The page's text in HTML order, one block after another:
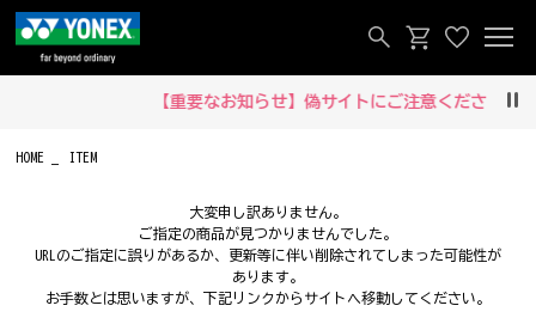
【重要なお知らせ】偽サイトにご注意ください‼
HOME ITEM
大変申し訳ありません。
ご指定の商品が見つかりませんでした。
URLのご指定に誤りがあるか、更新等に伴い削除されてしまった可能性が
あります。
お手数とは思いますが、下記リンクからサイトへ移動してください。